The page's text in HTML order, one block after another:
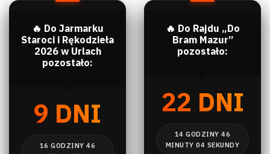
🔥 Do Jarmarku
Staroci i Rękodzieła
2026 w Urlach
pozostało:
9 DNI
🔥 Do Rajdu „Do
Bram Mazur”
pozostało:
22 DNI